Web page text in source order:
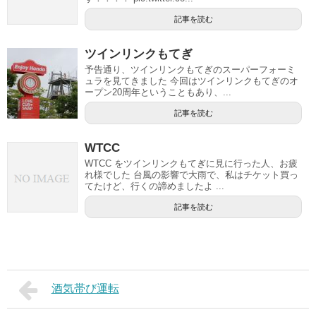
記事を読む
ツインリンクもてぎ
予告通り、ツインリンクもてぎのスーパーフォーミ
ュラを見てきました 今回はツインリンクもてぎのオ
ープン20周年ということもあり、...
記事を読む
WTCC
WTCC をツインリンクもてぎに見に行った人、お疲
れ様でした 台風の影響で大雨で、私はチケット買っ
てたけど、行くの諦めましたよ ...
記事を読む
酒気帯び運転